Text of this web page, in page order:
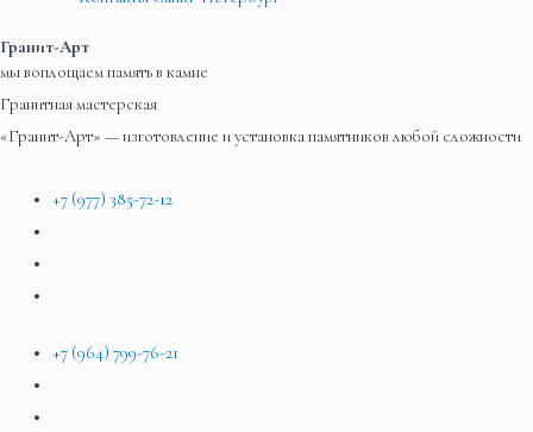
Гранит-Арт
мы воплощаем память в камне
Гранитная мастерская
«Гранит-Арт» — изготовление и установка памятников любой сложности
+7 (977) 385-72-12
+7 (964) 799-76-21